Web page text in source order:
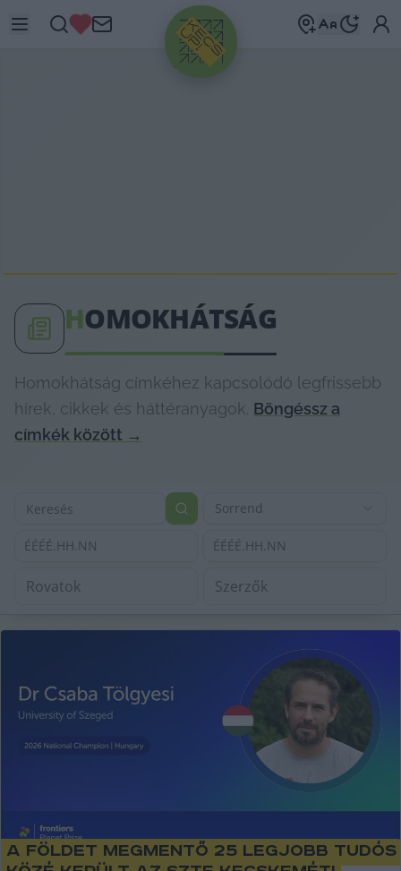
HIRDETÉS
HOMOKHÁTSÁG
Homokhátság címkéhez kapcsolódó legfrissebb
hírek, cikkek és háttéranyagok. Böngéssz a
címkék között →
Sorrend
ÉÉÉÉ.HH.NN ÉÉÉÉ.HH.NN
A Földet megmentő 25 legjobb tudós